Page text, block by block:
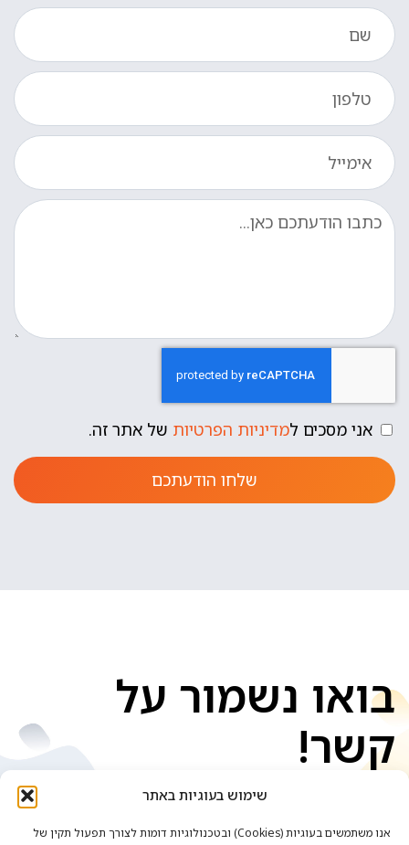
שימוש בעוגיות באתר
אנו משתמשים בעוגיות (Cookies) ובטכנולוגיות דומות לצורך תפעול תקין של
אני מסכים למדיניות הפרטיות של אתר זה.
שלחו הודעתכם
בואו נשמור על
קשר!